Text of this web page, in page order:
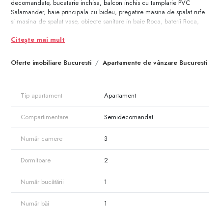
Oferte imobiliare Bucuresti Apartamente de vânzare Bucuresti
decomandate, bucatarie inchisa, balcon inchis cu tamplarie PVC
Salamander, baie principala cu bideu, pregatire masina de spalat rufe
si masina de spalat vase, obiecte sanitare in baie Roca, baterii Roca,
cu boiler incorporat, interfon video, finisaje calitate superioara,
Usi de intrare metalice securizate, usi interior import Grecia, contorizate
Citește mai mult
Tip apartament Apartament
Compartimentare Semidecomandat
Număr camere 3
Dormitoare 2
Număr bucătării 1
Număr băi 1